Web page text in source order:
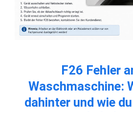
F26 Fehler
Waschmaschine:
dahinter und wie